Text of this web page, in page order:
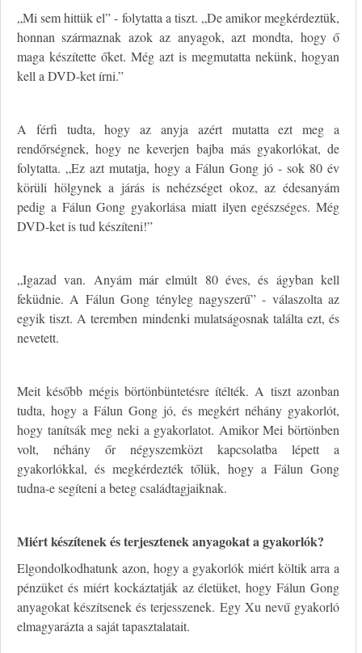
„Mi sem hittük el” - folytatta a tiszt. „De amikor megkérdeztük,
honnan származnak azok az anyagok, azt mondta, hogy ő
maga készítette őket. Még azt is megmutatta nekünk, hogyan
kell a DVD-ket írni.”
A férfi tudta, hogy az anyja azért mutatta ezt meg a
rendőrségnek, hogy ne keverjen bajba más gyakorlókat, de
folytatta. „Ez azt mutatja, hogy a Fálun Gong jó - sok 80 év
körüli hölgynek a járás is nehézséget okoz, az édesanyám
pedig a Fálun Gong gyakorlása miatt ilyen egészséges. Még
DVD-ket is tud készíteni!”
„Igazad van. Anyám már elmúlt 80 éves, és ágyban kell
feküdnie. A Fálun Gong tényleg nagyszerű” - válaszolta az
egyik tiszt. A teremben mindenki mulatságosnak találta ezt, és
nevetett.
Meit később mégis börtönbüntetésre ítélték. A tiszt azonban
tudta, hogy a Fálun Gong jó, és megkért néhány gyakorlót,
hogy tanítsák meg neki a gyakorlatot. Amikor Mei börtönben
volt, néhány őr négyszemközt kapcsolatba lépett a
gyakorlókkal, és megkérdezték tőlük, hogy a Fálun Gong
tudna-e segíteni a beteg családtagjaiknak.
Miért készítenek és terjesztenek anyagokat a gyakorlók?
Elgondolkodhatunk azon, hogy a gyakorlók miért költik arra a
pénzüket és miért kockáztatják az életüket, hogy Fálun Gong
anyagokat készítsenek és terjesszenek. Egy Xu nevű gyakorló
elmagyarázta a saját tapasztalatait.